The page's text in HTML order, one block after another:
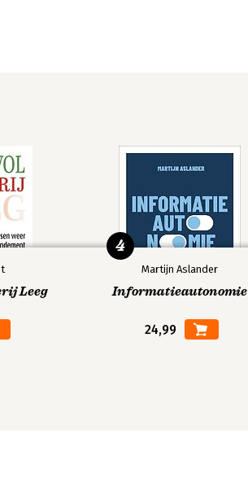
Leeg
Martijn Aslander
Informatieautonomie
24,99
4